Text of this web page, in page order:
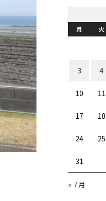
月
火
3 4
10 11
17 18
24 25
31
« 7月